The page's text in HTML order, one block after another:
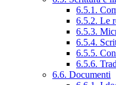
6.5.1.
6.5.2. Le
6.5.3.
6.5.4.
6.5.5.
6.5.6.
6.6. Documenti